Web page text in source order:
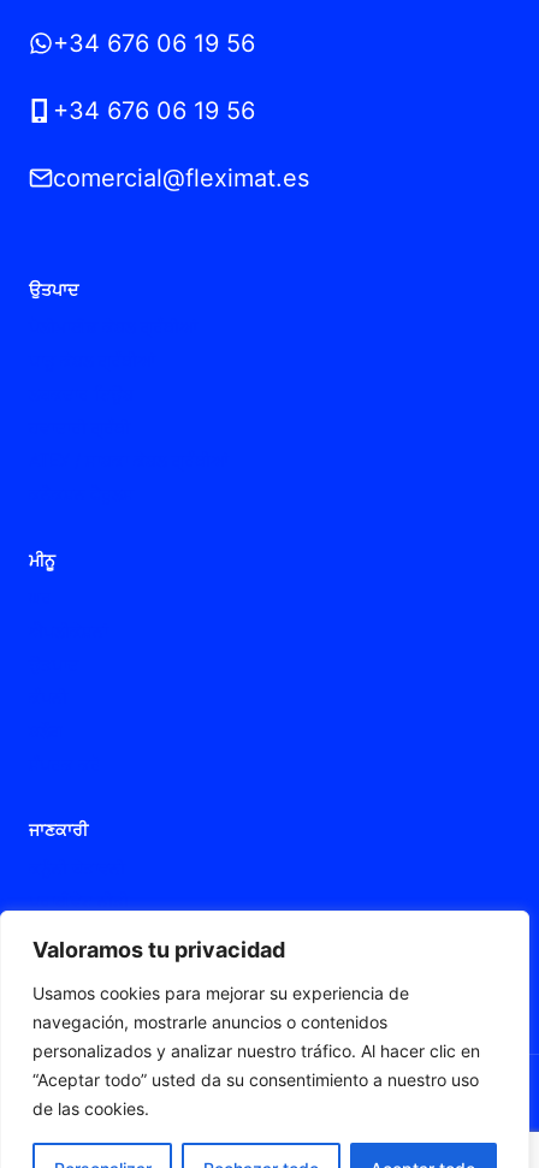
Valoramos tu privacidad
Usamos cookies para mejorar su experiencia de
navegación, mostrarle anuncios o contenidos
personalizados y analizar nuestro tráfico. Al hacer clic en
“Aceptar todo” usted da su consentimiento a nuestro uso
de las cookies.
+34 676 06 19 56
+34 676 06 19 56
comercial@fleximat.es
ਉਤਪਾਦ
ਮੀਨੂ
ਜਾਣਕਾਰੀ
ਵੈੱਬ ਨਕਸ਼ਾ
© 2026 Fleximat